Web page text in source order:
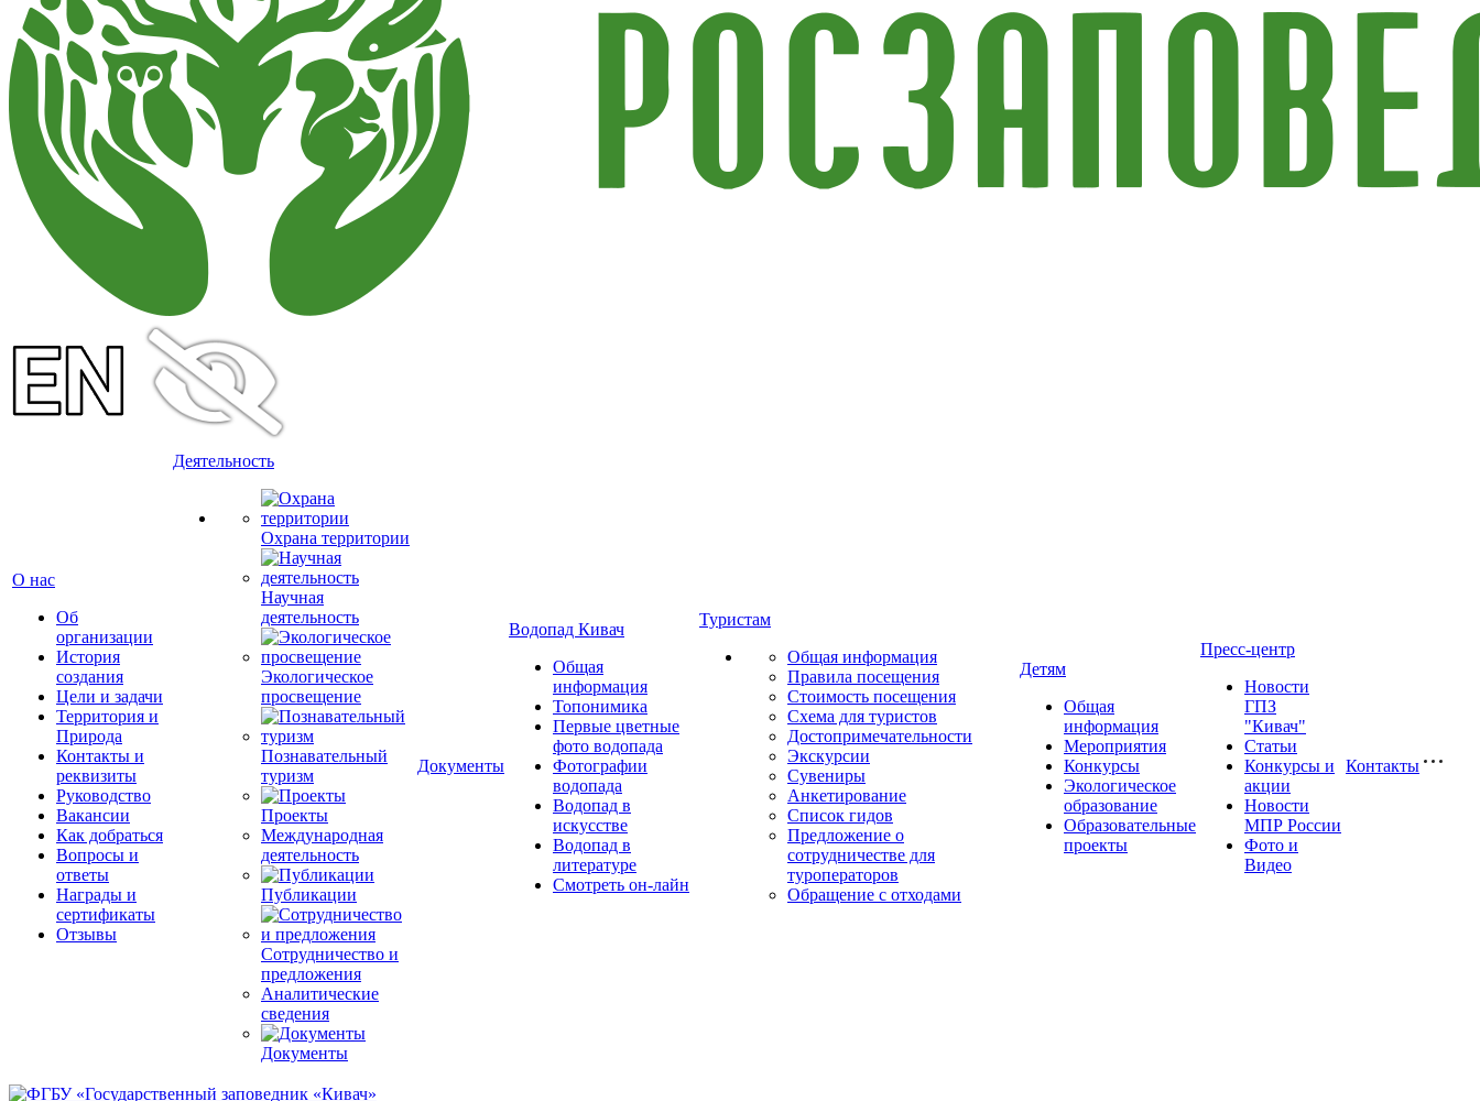
О нас
Об
организации
История
создания
Цели и задачи
Территория и
Природа
Контакты и
реквизиты
Руководство
Вакансии
Как добраться
Вопросы и
ответы
Награды и
сертификаты
Отзывы
Деятельность
Охрана территории
Научная
деятельность
Экологическое
просвещение
Познавательный
туризм
Проекты
Международная
деятельность
Публикации
Сотрудничество и
предложения
Аналитические
сведения
Документы
Документы
Водопад Кивач
Общая
информация
Топонимика
Первые цветные
фото водопада
Фотографии
водопада
Водопад в
искусстве
Водопад в
литературе
Смотреть он-лайн
Туристам
Общая информация
Правила посещения
Стоимость посещения
Схема для туристов
Достопримечательности
Экскурсии
Сувениры
Анкетирование
Список гидов
Предложение о
сотрудничестве для
туроператоров
Обращение с отходами
Детям
Общая
информация
Мероприятия
Конкурсы
Экологическое
образование
Образовательные
проекты
Пресс-центр
Новости
ГПЗ
"Кивач"
Статьи
Конкурсы и
акции
Новости
МПР России
Фото и
Видео
Контакты